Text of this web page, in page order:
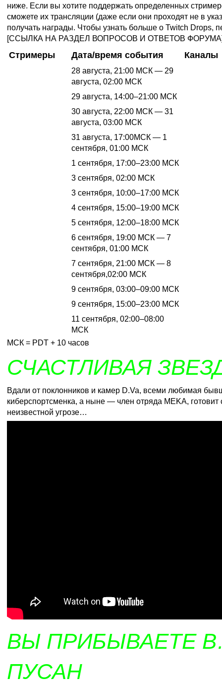
ниже. Если вы хотите поддержать определенных
сможете их трансляции (даже если они проходят не в
получать награды. Чтобы узнать больше о Twitch Drops,
[ССЫЛКА НА РАЗДЕЛ ВОПРОСОВ И ОТВЕТОВ
Стримеры Дата/время события Каналы
28 августа, 21:00 МСК — 29
августа, 02:00 МСК
29 августа, 14:00–21:00 МСК
30 августа, 22:00 МСК — 31
августа, 03:00 МСК
31 августа, 17:00МСК — 1
сентября, 01:00 МСК
1 сентября, 17:00–23:00 МСК
3 сентября, 02:00 МСК
3 сентября, 10:00–17:00 МСК
4 сентября, 15:00–19:00 МСК
5 сентября, 12:00–18:00 МСК
6 сентября, 19:00 МСК — 7
сентября, 01:00 МСК
7 сентября, 21:00 МСК — 8
сентября,02:00 МСК
9 сентября, 03:00–09:00 МСК
9 сентября, 15:00–23:00 МСК
11 сентября, 02:00–08:00
МСК
МСК = PDT + 10 часов
СЧАСТЛИВАЯ
Вдали от поклонников и камер D.Va, всеми любимая
киберспортсменка, а ныне — член отряда MEKA, готовит
неизвестной угрозе…
ВЫ ПРИБЫВАЕТЕ
ПУСАН